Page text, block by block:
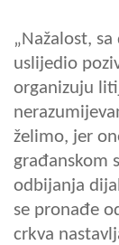
„Nažalost,
uslijedio
organizuju
želimo, jer
građanskom
odbijanja
se pronađe
crkva